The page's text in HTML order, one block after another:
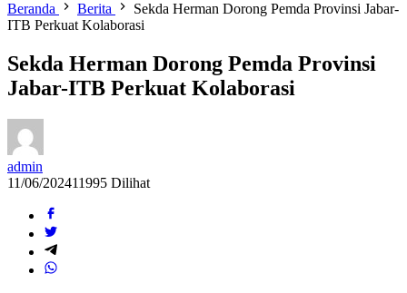
Beranda
Berita
Sekda Herman Dorong Pemda Provinsi Jabar-
ITB Perkuat Kolaborasi
Sekda Herman Dorong Pemda Provinsi
Jabar-ITB Perkuat Kolaborasi
admin
11/06/202411995 Dilihat